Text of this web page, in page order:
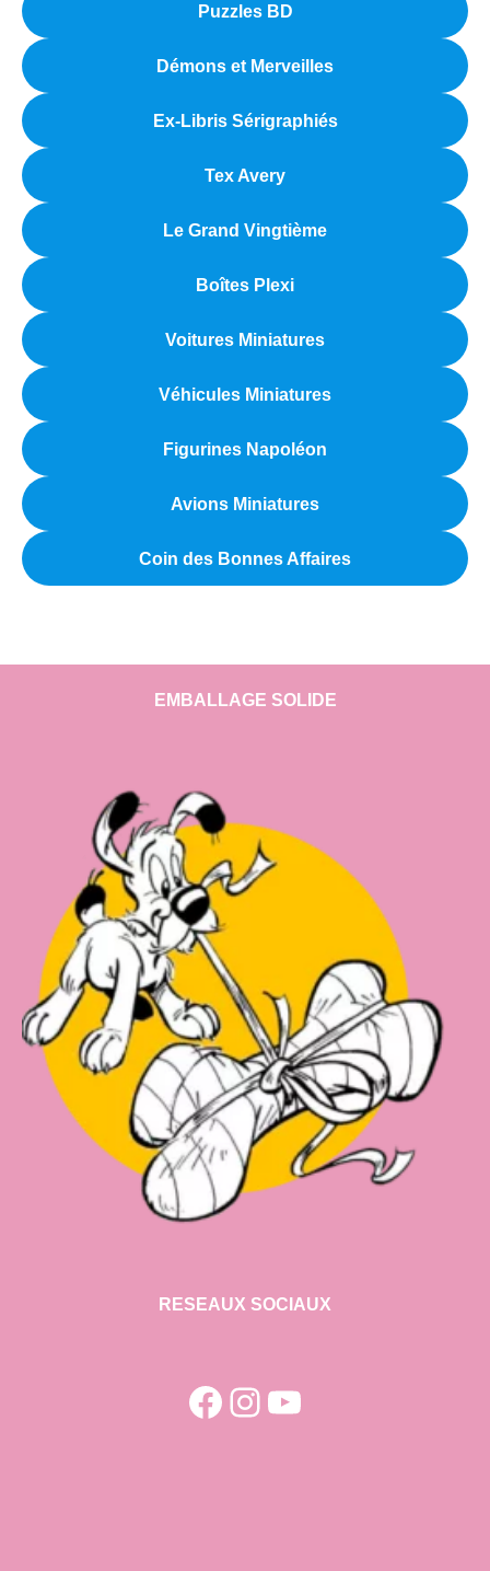
Puzzles BD
Démons et Merveilles
Ex-Libris Sérigraphiés
Tex Avery
Le Grand Vingtième
Boîtes Plexi
Voitures Miniatures
Véhicules Miniatures
Figurines Napoléon
Avions Miniatures
Coin des Bonnes Affaires
EMBALLAGE SOLIDE
RESEAUX SOCIAUX
Facebook
Instagram
YouTube